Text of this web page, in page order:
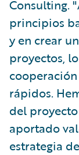
Consulting.
principios
y en crear
proyectos,
rápidos.
del
aportado
estrategia